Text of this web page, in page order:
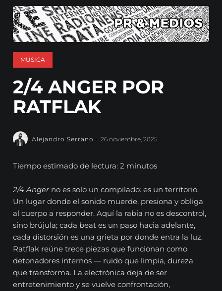
MUSICA
2/4 ANGER POR
RATFLAK
Alejandro Serrano 26 noviembre, 2025
Tiempo estimado de lectura: 2 minutos
2/4 Angerno es solo un compilado: es un territorio.
Un lugar donde el sonido muerde, presiona y obliga
al cuerpo a responder. Aquí la rabia no es descontrol,
sino brújula; cada beat es un paso hacia adelante,
cada distorsión es una grieta por donde entra la luz.
Ratflak reúne trece piezas que funcionan como
detonadores internos — ruido que limpia, dureza
que transforma. La electrónica deja de ser
entretenimiento y se vuelve confrontación,